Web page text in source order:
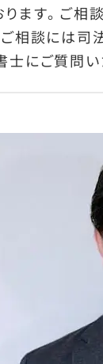
ります。ご
ご相談には司
士にご質問い